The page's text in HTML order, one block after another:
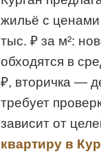
жильё с
тыс. ₽ за м²:
обходятся в
₽, вторичка —
требует
зависит от
квартиру в